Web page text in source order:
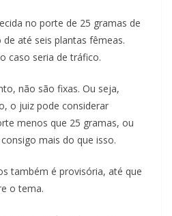
no porte de 25 gramas de
até seis plantas fêmeas.
caso seria de tráfico.
não são fixas. Ou seja,
o juiz pode considerar
menos que 25 gramas, ou
mais do que isso.
também é provisória, até que
o tema.